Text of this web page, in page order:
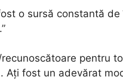
o sursă constantă
recunoscătoare pentru
Ați fost un adevărat